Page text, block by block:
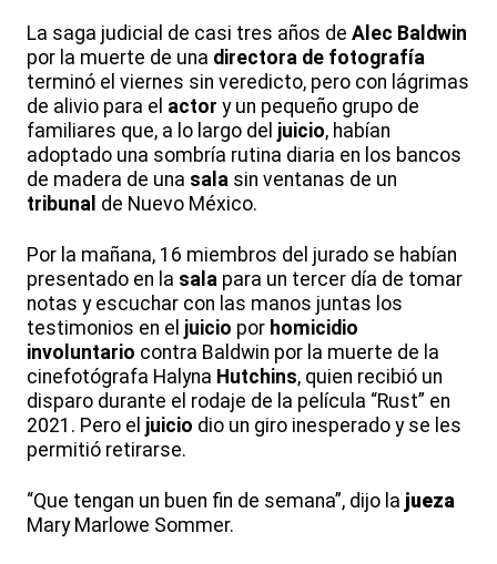
La saga judicial de casi tres años de Alec Baldwin
por la muerte de una directora de fotografía
terminó el viernes sin veredicto, pero con lágrimas
de alivio para el actor y un pequeño grupo de
familiares que, a lo largo del juicio, habían
adoptado una sombría rutina diaria en los bancos
de madera de una sala sin ventanas de un
tribunal de Nuevo México.
Por la mañana, 16 miembros del jurado se habían
presentado en la sala para un tercer día de tomar
notas y escuchar con las manos juntas los
testimonios en el juicio por homicidio
involuntario contra Baldwin por la muerte de la
cinefotógrafa Halyna Hutchins, quien recibió un
disparo durante el rodaje de la película “Rust” en
2021. Pero el juicio dio un giro inesperado y se les
permitió retirarse.
“Que tengan un buen fin de semana”, dijo la jueza
Mary Marlowe Sommer.